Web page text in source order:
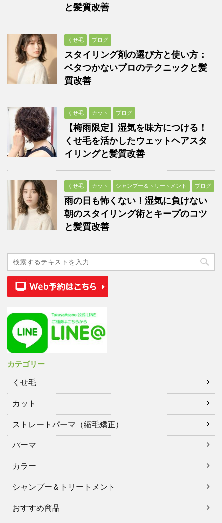
と髪質改善
くせ毛 ブログ
スタイリング剤の選び方と使い方：
ベタつかないプロのテクニックと髪
質改善
くせ毛 カット ブログ
【梅雨限定】湿気を味方につける！
くせ毛を活かしたウェットヘアスタ
イリングと髪質改善
くせ毛 カット シャンプー＆トリートメント ブログ
雨の日も怖くない！湿気に負けない
朝のスタイリング術とキープのコツ
と髪質改善
カテゴリー
くせ毛
カット
ストレートパーマ（縮毛矯正）
パーマ
カラー
シャンプー＆トリートメント
おすすめ商品